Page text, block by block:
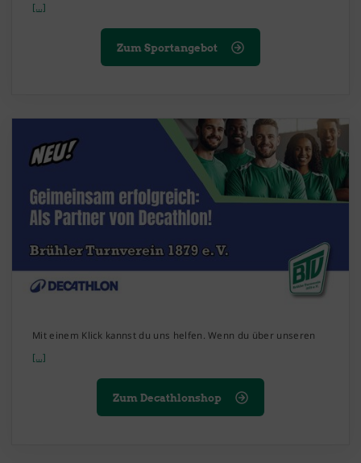
[...]
Zum Sportangebot
Mit einem Klick kannst du uns helfen. Wenn du über unseren
[...]
Zum Decathlonshop